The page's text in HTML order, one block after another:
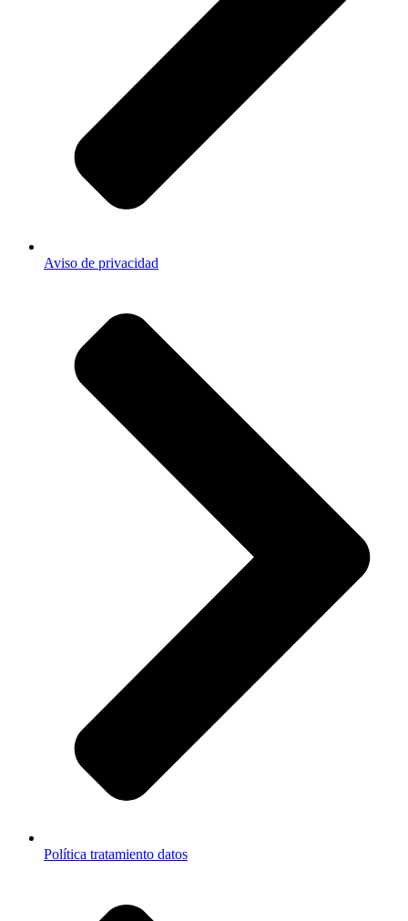
Aviso de privacidad
Política tratamiento datos